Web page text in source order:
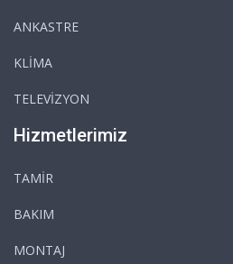
ANKASTRE
KLİMA
TELEVİZYON
Hizmetlerimiz
TAMİR
BAKIM
MONTAJ